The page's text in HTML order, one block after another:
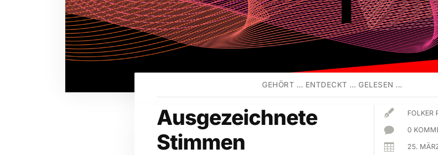
GEHÖRT … ENTDECKT … GELESEN ...
Ausgezeichnete
Stimmen
 FOLKER
 0
 25.